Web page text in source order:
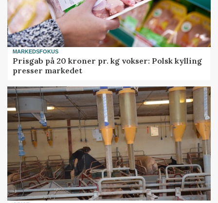
MARKEDSFOKUS
Prisgab på 20 kroner pr. kg vokser: Polsk kylling
presser markedet